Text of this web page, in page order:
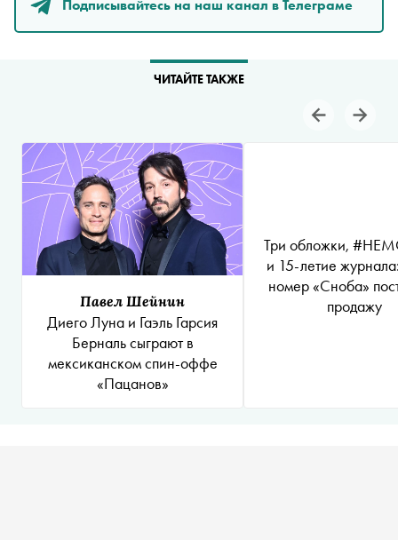
Подписывайтесь на наш канал в Телеграме
ЧИТАЙТЕ ТАКЖЕ
Павел Шейнин
Диего Луна и Гаэль Гарсия
Берналь сыграют в
мексиканском спин-оффе
«Пацанов»
Три обложки,
и 15-летие
номер «Сноба»
продажу